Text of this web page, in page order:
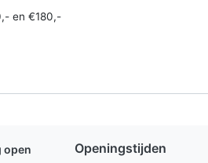
en €180,-
open
Openingstijden